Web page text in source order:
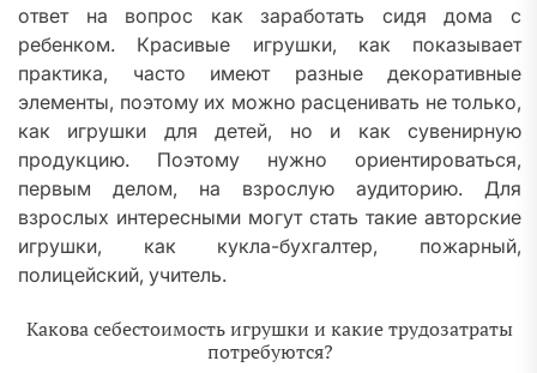
ответ на вопрос как заработать сидя дома с
ребенком. Красивые игрушки, как показывает
практика, часто имеют разные декоративные
элементы, поэтому их можно расценивать не только,
как игрушки для детей, но и как сувенирную
продукцию. Поэтому нужно ориентироваться,
первым делом, на взрослую аудиторию. Для
взрослых интересными могут стать такие авторские
игрушки, как кукла-бухгалтер, пожарный,
полицейский, учитель.
Какова себестоимость игрушки и какие трудозатраты
потребуются?